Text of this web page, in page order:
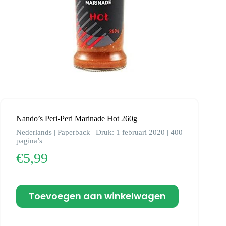
Nando’s Peri-Peri Marinade Hot 260g
Nederlands | Paperback | Druk: 1 februari 2020 | 400
pagina’s
€5,99
Toevoegen aan winkelwagen